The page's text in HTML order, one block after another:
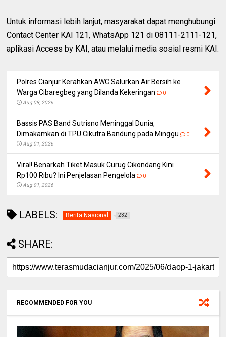
Untuk informasi lebih lanjut, masyarakat dapat menghubungi
Contact Center KAI 121, WhatsApp 121 di 08111-2111-121,
aplikasi Access by KAI, atau melalui media sosial resmi KAI.
Polres Cianjur Kerahkan AWC Salurkan Air Bersih ke
Warga Cibaregbeg yang Dilanda Kekeringan
0
Aug 08, 2026
Bassis PAS Band Sutrisno Meninggal Dunia,
Dimakamkan di TPU Cikutra Bandung pada Minggu
0
Aug 01, 2026
Viral! Benarkah Tiket Masuk Curug Cikondang Kini
Rp100 Ribu? Ini Penjelasan Pengelola
0
Aug 01, 2026
LABELS: Berita Nasional 232
SHARE:
RECOMMENDED FOR YOU